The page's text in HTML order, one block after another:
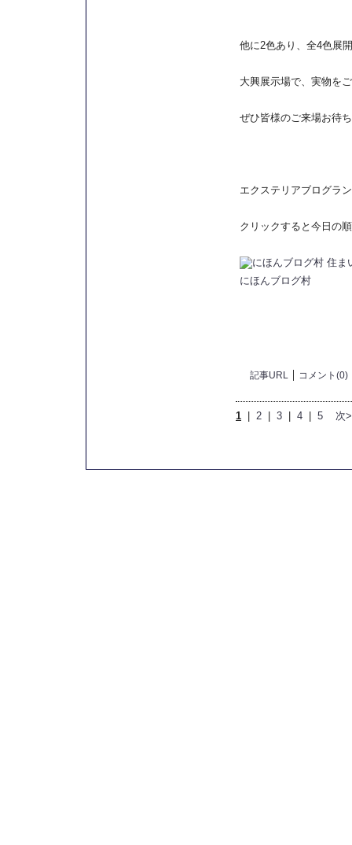
他に2色あり、全4色展
大興展示場で、実物を
ぜひ皆様のご来場お待
エクステリアブログラ
クリックすると今日の
にほんブログ村
記事URL コメント(0)
1 2 3 4 5 次>